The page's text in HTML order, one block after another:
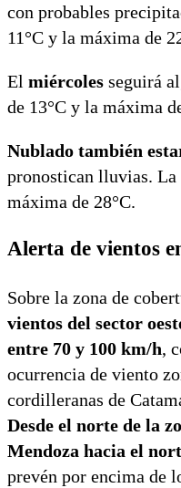
con probables
11°C y la máxima de
El miércoles seguirá
de 13°C y la máxima
Nublado también
pronostican lluvias. La
máxima de 28°C.
Alerta de vientos
Sobre la zona de
vientos del sector
entre 70 y 100 km/h,
ocurrencia de viento
cordilleranas de
Desde el norte de la
Mendoza hacia el
prevén por encima de